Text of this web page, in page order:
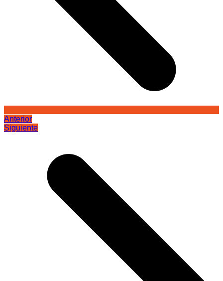
Anterior
Siguiente